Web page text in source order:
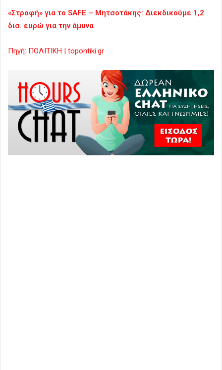
«Στροφή» για το SAFE – Μητσοτάκης: Διεκδικούμε 1,2
δισ. ευρώ για την άμυνα
Πηγή: ΠΟΛΙΤΙΚΗ | topontiki.gr